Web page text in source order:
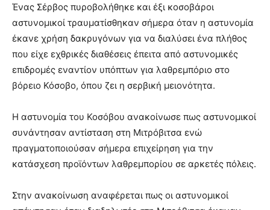
Ένας Σέρβος πυροβολήθηκε και έξι κοσοβάροι
αστυνομικοί τραυματίσθηκαν σήμερα όταν η αστυνομία
έκανε χρήση δακρυγόνων για να διαλύσει ένα πλήθος
που είχε εχθρικές διαθέσεις έπειτα από αστυνομικές
επιδρομές εναντίον υπόπτων για λαθρεμπόριο στο
βόρειο Κόσοβο, όπου ζει η σερβική μειονότητα.
Η αστυνομία του Κοσόβου ανακοίνωσε πως αστυνομικοί
συνάντησαν αντίσταση στη Μιτρόβιτσα ενώ
πραγματοποιούσαν σήμερα επιχείρηση για την
κατάσχεση προϊόντων λαθρεμπορίου σε αρκετές πόλεις.
Στην ανακοίνωση αναφέρεται πως οι αστυνομικοί